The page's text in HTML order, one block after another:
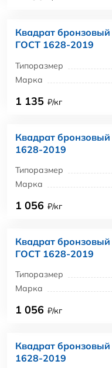
Квадрат
ГОСТ 1628-2019
Типоразмер
Марка
1 135 ₽/кг
Квадрат
1628-2019
Типоразмер
Марка
1 056 ₽/кг
Квадрат
ГОСТ 1628-2019
Типоразмер
Марка
1 056 ₽/кг
Квадрат
1628-2019